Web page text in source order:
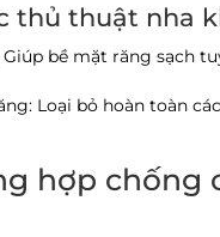
thủ thuật nha
Giúp bề mặt răng sạch
Loại bỏ hoàn toàn
hợp chống